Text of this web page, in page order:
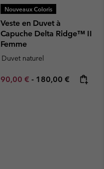
Nouveaux Coloris
Veste en Duvet à
Capuche Delta Ridge™ II
Femme
Duvet naturel
Minimum sale price:
90,00 € - Maximum price:
180,00 €